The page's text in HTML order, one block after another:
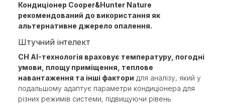
Кондиціонер Cooper&Hunter Nature
рекомендований до використання як
альтернативне джерело опалення.
Штучний інтелект
CH AI-технологія враховує температуру, погодні
умови, площу приміщення, теплове
навантаження та інші фактори для аналізу, який у
подальшому адаптує параметри кондиціонера для
різних режимів системи, підвищуючи рівень